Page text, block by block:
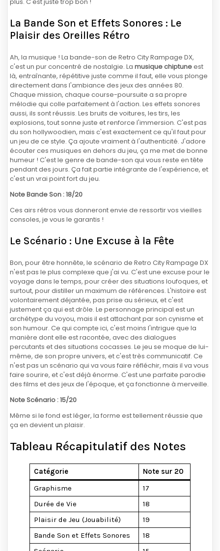
La Bande Son et Effets Sonores : Le
Plaisir des Oreilles Rétro
Ah, la musique ! La bande-son de Retro City Rampage DX,
c'est un pur concentré de nostalgie. La musique chiptuneest
là, entraînante, répétitive juste comme il faut, elle vous plonge
directement dans l'ambiance des jeux des années 80.
Chaque mission, chaque course-poursuite a sa propre
mélodie qui colle parfaitement à l'action. Les effets sonores
aussi, ils sont réussis. Les bruits de voitures, les tirs, les
explosions, tout sonne juste et renforce l'immersion. C'est pas
du son hollywoodien, mais c'est exactement ce qu'il faut pour
un jeu de ce style. Ça ajoute vraiment à l'authenticité. J'adore
écouter ces musiques en dehors du jeu, ça me met de bonne
humeur ! C'est le genre de bande-son qui vous reste en tête
pendant des jours. Ça fait partie intégrante de l'expérience, et
c'est un vrai point fort du jeu.
Note Bande Son : 18/20
Ces airs rétros vous donneront envie de ressortir vos vieilles
consoles, je vous le garantis !
Le Scénario : Une Excuse à la Fête
Bon, pour être honnête, le scénario de Retro City Rampage DX
n'est pas le plus complexe que j'ai vu. C'est une excuse pour le
voyage dans le temps, pour créer des situations loufoques, et
surtout, pour distiller un maximum de références. L'histoire est
volontairement déjantée, pas prise au sérieux, et c'est
justement ça qui est drôle. Le personnage principal est un
archétype du voyou, mais il est attachant par son cynisme et
son humour. Ce qui compte ici, c'est moins l'intrigue que la
manière dont elle est racontée, avec des dialogues
percutants et des situations cocasses. Le jeu se moque de lui-
même, de son propre univers, et c'est très communicatif. Ce
n'est pas un scénario qui va vous faire réfléchir, mais il va vous
faire sourire, et c'est déjà énorme. C'est une parfaite parodie
des films et des jeux de l'époque, et ça fonctionne à merveille.
Note Scénario : 15/20
Même si le fond est léger, la forme est tellement réussie que
ça en devient un plaisir.
Tableau Récapitulatif des Notes
Catégorie
Note sur 20
Graphisme
17
Durée de Vie
18
Plaisir de Jeu (Jouabilité)
19
Bande Son et Effets Sonores
18